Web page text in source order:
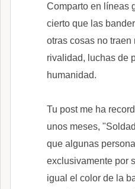
Comparto en líneas
cierto que las
otras cosas no traen
rivalidad, luchas de
humanidad.
Tu post me ha
unos meses,
que algunas
exclusivamente por
igual el color de la